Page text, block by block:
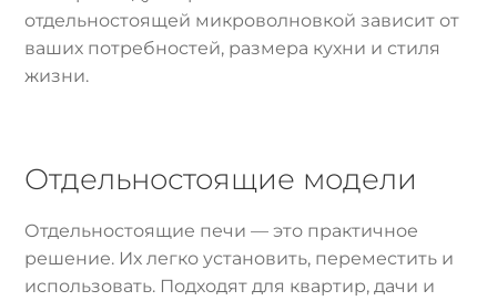
отдельностоящей микроволновкой зависит от
ваших потребностей, размера кухни и стиля
жизни.
Отдельностоящие модели
Отдельностоящие печи — это практичное
решение. Их легко установить, переместить и
использовать. Подходят для квартир, дачи и